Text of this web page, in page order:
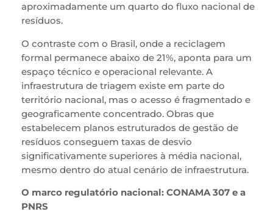
aproximadamente um quarto do fluxo nacional de
resíduos.
O contraste com o Brasil, onde a reciclagem
formal permanece abaixo de 21%, aponta para um
espaço técnico e operacional relevante. A
infraestrutura de triagem existe em parte do
território nacional, mas o acesso é fragmentado e
geograficamente concentrado. Obras que
estabelecem planos estruturados de gestão de
resíduos conseguem taxas de desvio
significativamente superiores à média nacional,
mesmo dentro do atual cenário de infraestrutura.
O marco regulatório nacional: CONAMA 307 e a
PNRS